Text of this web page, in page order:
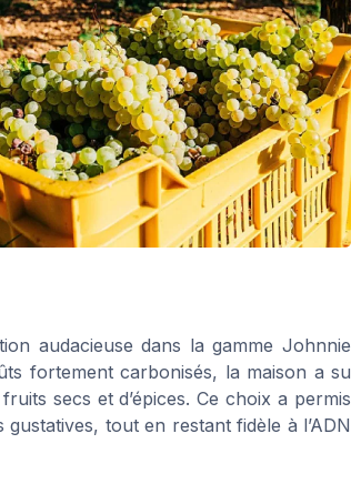
audacieuse dans la gamme Johnnie
fortement carbonisés, la maison a su
secs et d’épices. Ce choix a permis
tout en restant fidèle à l’ADN